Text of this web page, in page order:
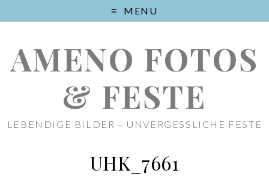
MENU
AMENO FOTOS
& FESTE
LEBENDIGE BILDER – UNVERGESSLICHE FESTE
UHK_7661